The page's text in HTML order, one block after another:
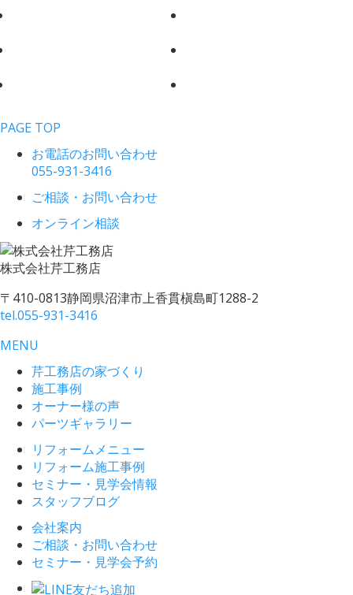
PAGE TOP
お電話のお問い合わせ
055-931-3416
ご相談・お問い合わせ
オンライン相談
株式会社芹工務店
〒410-0813静岡県沼津市上香貫槇島町1288-2
tel.055-931-3416
MENU
芹工務店の家づくり
施工事例
オーナー様の声
パーツギャラリー
リフォームメニュー
リフォーム施工事例
セミナー・見学会情報
スタッフブログ
会社案内
ご相談・お問い合わせ
セミナー・見学会予約